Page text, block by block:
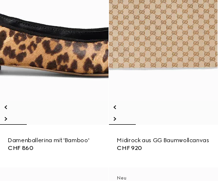
Damenballerina mit 'Bamboo'
CHF 860
Midirock aus GG Baumwollcanvas
CHF 920
Neu